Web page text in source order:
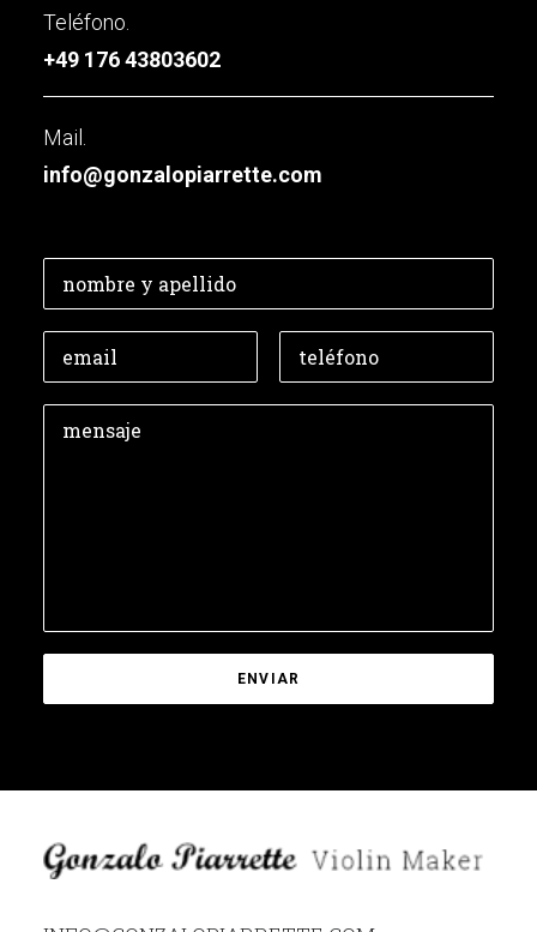
Teléfono.
+49 176 43803602
Mail.
info@gonzalopiarrette.com